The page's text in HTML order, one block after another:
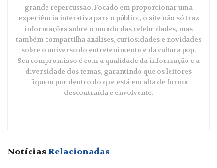
grande repercussão. Focado em proporcionar uma
experiência interativa para o público, o site não só traz
informações sobre o mundo das celebridades, mas
também compartilha análises, curiosidades e novidades
sobre o universo do entretenimento e da cultura pop.
Seu compromisso é com a qualidade da informação e a
diversidade dos temas, garantindo que os leitores
fiquem por dentro do que está em alta de forma
descontraída e envolvente.
Notícias Relacionadas